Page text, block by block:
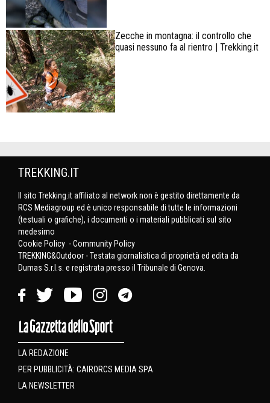
Zecche in montagna: il controllo che
quasi nessuno fa al rientro | Trekking.it
TREKKING.IT
Il sito Trekking.it affiliato al network non è gestito direttamente da
RCS Mediagroup ed è unico responsabile di tutte le informazioni
(testuali o grafiche), i documenti o i materiali pubblicati sul sito
medesimo
Cookie Policy -Community Policy
TREKKING&Outdoor - Testata giornalistica di proprietà ed edita da
Dumas S.r.l.s. e registrata presso il Tribunale di Genova.
LA REDAZIONE
PER PUBBLICITÀ: CAIRORCS MEDIA SPA
LA NEWSLETTER